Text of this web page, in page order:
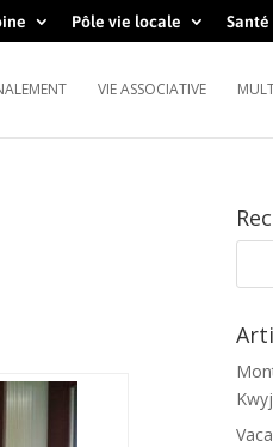
Pôle vie locale Santé
VIE ASSOCIATIVE